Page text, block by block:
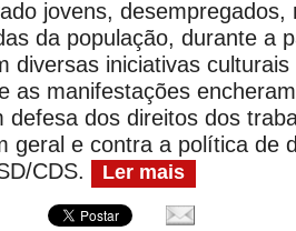
jovens, desempregados,
da população, durante a
diversas iniciativas
as manifestações
defesa dos direitos dos
geral e contra a política de
CDS.
Ler mais